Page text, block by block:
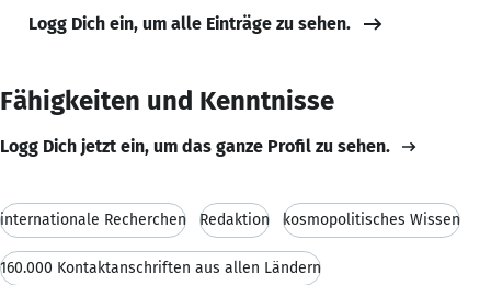
Logg Dich ein, um alle Einträge zu sehen.
Fähigkeiten und Kenntnisse
Logg Dich jetzt ein, um das ganze Profil zu sehen.
internationale Recherchen Redaktion kosmopolitisches Wissen
160.000 Kontaktanschriften aus allen Ländern